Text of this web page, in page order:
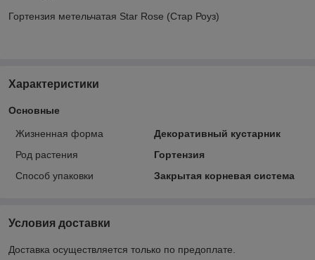
Гортензия метельчатая Star Rose (Стар Роуз)
Характеристики
Основные
Жизненная форма
Декоративный кустарник
Род растения
Гортензия
Способ упаковки
Закрытая корневая система
Условия доставки
Доставка осуществляется только по предоплате.